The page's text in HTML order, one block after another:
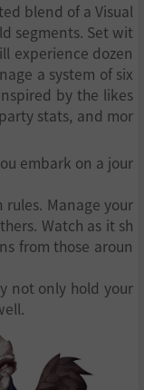
blend of a Visual
segments. Set wit
experience dozen
a system of six
by the likes
stats, and mor
embark on a jour
Manage your
Watch as it sh
from those aroun
not only hold your